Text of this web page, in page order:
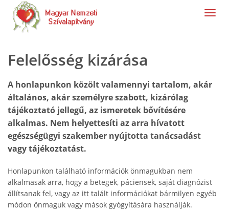
Felelősség kizárása
A honlapunkon közölt valamennyi tartalom, akár
általános, akár személyre szabott, kizárólag
tájékoztató jellegű, az ismeretek bővítésére
alkalmas. Nem helyettesíti az arra hívatott
egészségügyi szakember nyújtotta tanácsadást
vagy tájékoztatást.
Honlapunkon található információk önmagukban nem
alkalmasak arra, hogy a betegek, páciensek, saját diagnózist
állítsanak fel, vagy az itt talált információkat bármilyen egyéb
módon önmaguk vagy mások gyógyítására használják.